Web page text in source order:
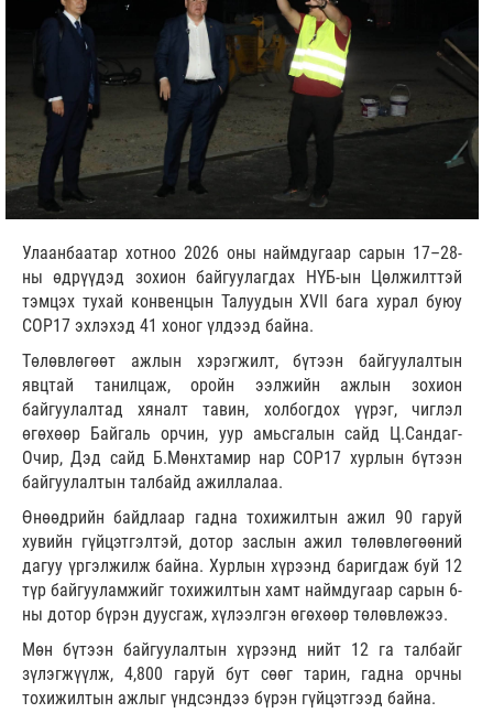
Улаанбаатар хотноо 2026 оны наймдугаар сарын 17–28-
ны өдрүүдэд зохион байгуулагдах НҮБ-ын Цөлжилттэй
тэмцэх тухай конвенцын Талуудын XVII бага хурал буюу
COP17 эхлэхэд 41 хоног үлдээд байна.
Төлөвлөгөөт ажлын хэрэгжилт, бүтээн байгуулалтын
явцтай танилцаж, оройн ээлжийн ажлын зохион
байгуулалтад хяналт тавин, холбогдох үүрэг, чиглэл
өгөхөөр Байгаль орчин, уур амьсгалын сайд Ц.Сандаг-
Очир, Дэд сайд Б.Мөнхтамир нар COP17 хурлын бүтээн
байгуулалтын талбайд ажиллалаа.
Өнөөдрийн байдлаар гадна тохижилтын ажил 90 гаруй
хувийн гүйцэтгэлтэй, дотор заслын ажил төлөвлөгөөний
дагуу үргэлжилж байна. Хурлын хүрээнд баригдаж буй 12
түр байгууламжийг тохижилтын хамт наймдугаар сарын 6-
ны дотор бүрэн дуусгаж, хүлээлгэн өгөхөөр төлөвлөжээ.
Мөн бүтээн байгуулалтын хүрээнд нийт 12 га талбайг
зүлэгжүүлж, 4,800 гаруй бут сөөг тарин, гадна орчны
тохижилтын ажлыг үндсэндээ бүрэн гүйцэтгээд байна.